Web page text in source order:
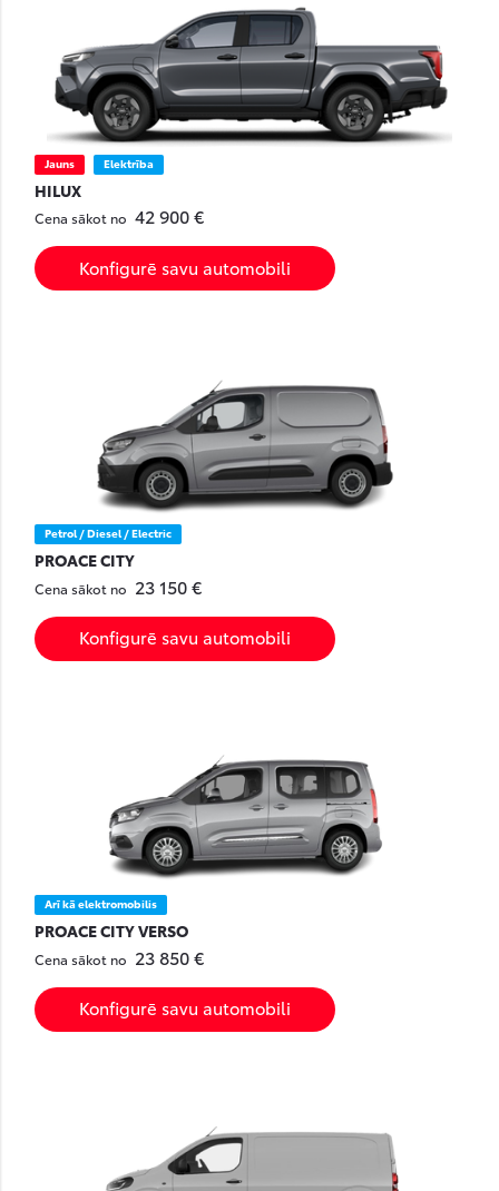
Jauns Elektrība
HILUX
Cena sākot no 42 900 €
Konfigurē savu automobili
Petrol / Diesel / Electric
PROACE CITY
Cena sākot no 23 150 €
Konfigurē savu automobili
Arī kā elektromobilis
PROACE CITY VERSO
Cena sākot no 23 850 €
Konfigurē savu automobili